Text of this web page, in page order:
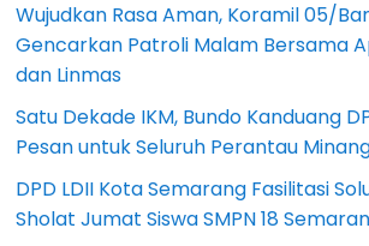
Wujudkan Rasa Aman, Koramil 05/
Gencarkan Patroli Malam Bersama
dan Linmas
Satu Dekade IKM, Bundo Kanduang
Pesan untuk Seluruh Perantau
DPD LDII Kota Semarang Fasilitasi
Sholat Jumat Siswa SMPN 18